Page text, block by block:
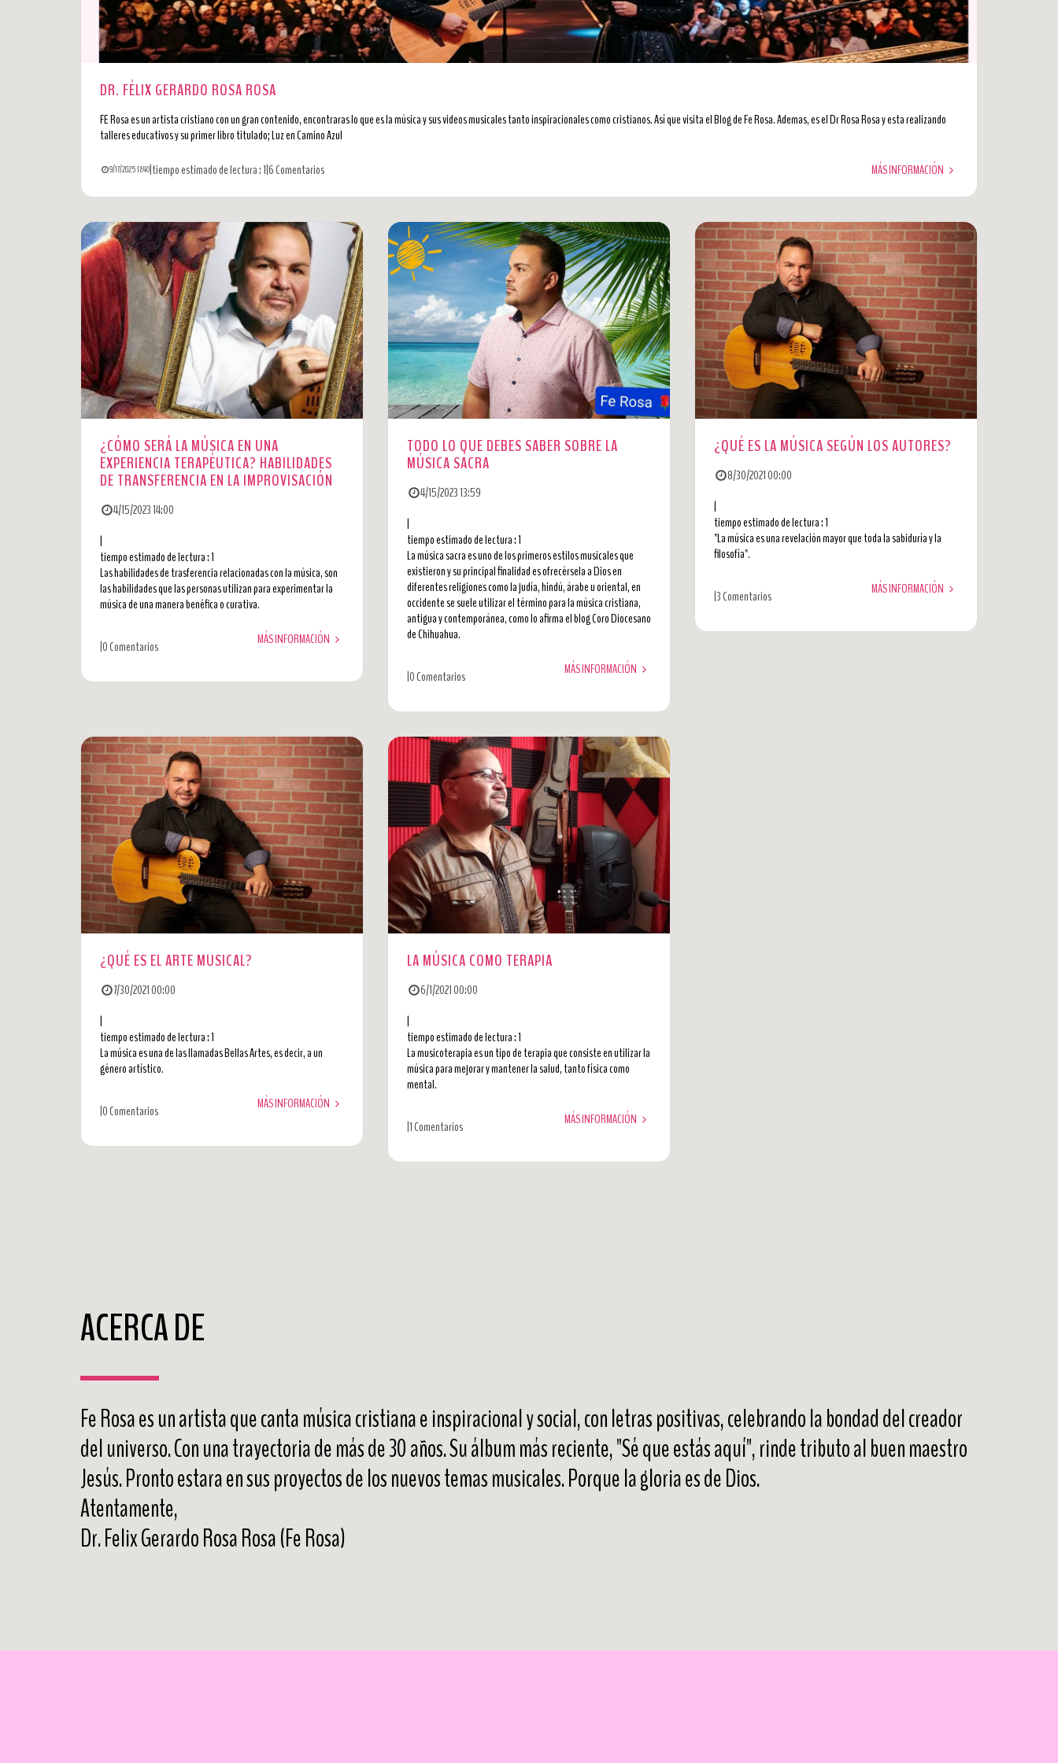
DR. FÉLIX GERARDO ROSA ROSA
FE Rosa es un artista cristiano con un gran contenido, encontraras lo que es la música y sus videos musicales tanto inspiracionales como cristianos. Así que visita el Blog de Fe Rosa. Ademas, es el Dr Rosa Rosa y esta realizando
talleres educativos y su primer libro titulado; Luz en Camino Azul
9/17/2025 17:40|tiempo estimado de lectura : 1|6 Comentarios MÁS INFORMACIÓN
¿CÓMO SERÁ LA MÚSICA EN UNA
EXPERIENCIA TERAPÉUTICA? HABILIDADES
DE TRANSFERENCIA EN LA IMPROVISACIÓN
4/15/2023 14:00
|
tiempo estimado de lectura : 1
Las habilidades de trasferencia relacionadas con la música, son
las habilidades que las personas utilizan para experimentar la
música de una manera benéfica o curativa.
|0 Comentarios MÁS INFORMACIÓN
TODO LO QUE DEBES SABER SOBRE LA
MÚSICA SACRA
4/15/2023 13:59
|
tiempo estimado de lectura : 1
La música sacra es uno de los primeros estilos musicales que
existieron y su principal finalidad es ofrecérsela a Dios en
diferentes religiones como la judía, hindú, árabe u oriental, en
occidente se suele utilizar el término para la música cristiana,
antigua y contemporánea, como lo afirma el blog Coro Diocesano
de Chihuahua.
|0 Comentarios MÁS INFORMACIÓN
¿QUÉ ES LA MÚSICA SEGÚN LOS AUTORES?
8/30/2021 00:00
|
tiempo estimado de lectura : 1
"La música es una revelación mayor que toda la sabiduría y la
filosofía".
|3 Comentarios MÁS INFORMACIÓN
¿QUÉ ES EL ARTE MUSICAL?
7/30/2021 00:00
|
tiempo estimado de lectura : 1
La música es una de las llamadas Bellas Artes, es decir, a un
género artístico.
|0 Comentarios MÁS INFORMACIÓN
LA MÚSICA COMO TERAPIA
6/1/2021 00:00
|
tiempo estimado de lectura : 1
La musicoterapia es un tipo de terapia que consiste en utilizar la
música para mejorar y mantener la salud, tanto física como
mental.
|1 Comentarios MÁS INFORMACIÓN
ACERCA DE
Fe Rosa es un artista que canta música cristiana e inspiracional y social, con letras positivas, celebrando la bondad del creador
del universo. Con una trayectoria de más de 30 años. Su álbum más reciente, "Sé que estás aquí", rinde tributo al buen maestro
Jesús. Pronto estara en sus proyectos de los nuevos temas musicales. Porque la gloria es de Dios.
Atentamente,
Dr. Felix Gerardo Rosa Rosa (Fe Rosa)